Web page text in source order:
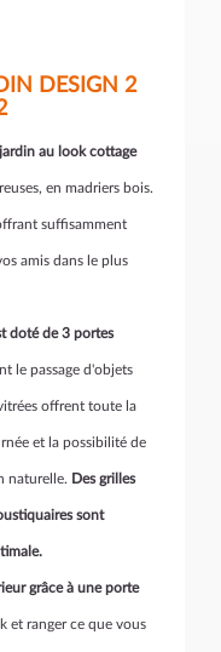
DESIGN 2
au look cottage
en madriers bois.
suffisamment
amis dans le plus
doté de 3 portes
le passage d'objets
offrent toute la
et la possibilité de
naturelle. Des grilles
sont
grâce à une porte
et ranger ce que vous